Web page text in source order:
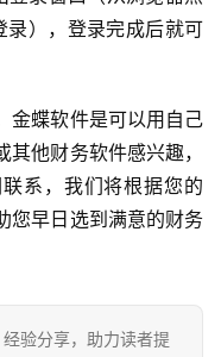
录），登录完成后就可
金蝶软件是可以用自己
他财务软件感兴趣，
系，我们将根据您的
您早日选到满意的财务
验分享，助力读者提